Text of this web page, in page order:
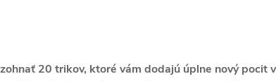
20 trikov, ktoré vám dodajú úplne nový pocit